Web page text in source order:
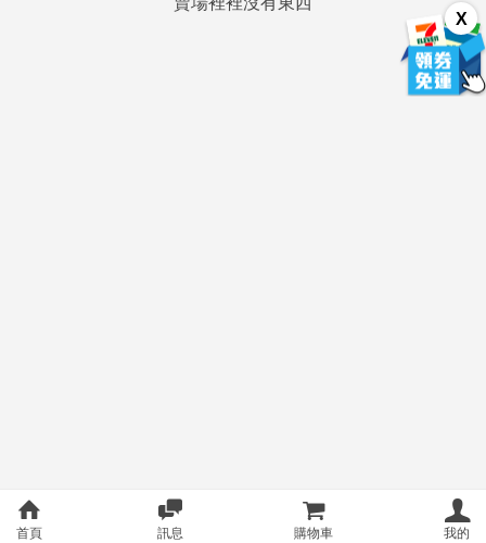
X
首頁 訊息 購物車 我的